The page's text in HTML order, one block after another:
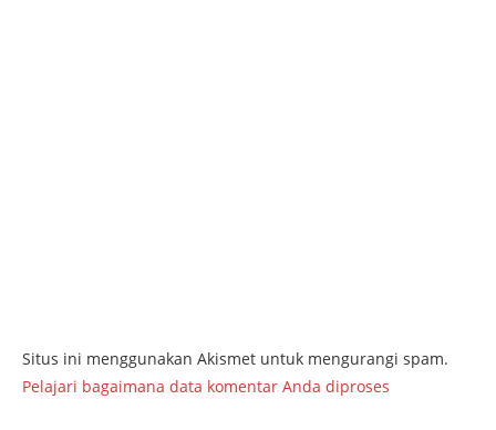
Situs ini menggunakan Akismet untuk mengurangi spam.
Pelajari bagaimana data komentar Anda diproses